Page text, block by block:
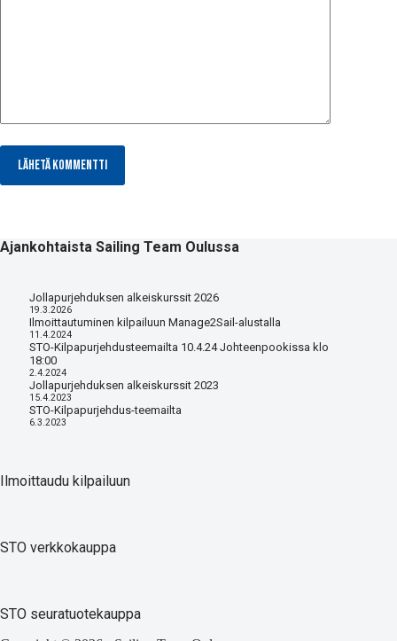
Lähetä kommentti
Ajankohtaista Sailing Team Oulussa
Jollapurjehduksen alkeiskurssit 2026
19.3.2026
Ilmoittautuminen kilpailuun Manage2Sail-alustalla
11.4.2024
STO-Kilpapurjehdusteemailta 10.4.24 Johteenpookissa klo
18:00
2.4.2024
Jollapurjehduksen alkeiskurssit 2023
15.4.2023
STO-Kilpapurjehdus-teemailta
6.3.2023
Ilmoittaudu kilpailuun
STO verkkokauppa
STO seuratuotekauppa